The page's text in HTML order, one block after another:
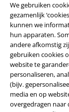
We gebruiken
gezamenlijk
kunnen we
hun apparaten.
andere afkomstig
gebruiken cookies
website te
personaliseren,
(bijv.
media en op
overgedragen naar